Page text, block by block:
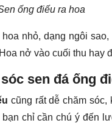
ống điếu ra hoa
nhỏ, dạng ngôi sao,
nở vào cuối thu hay
sen đá ống
cũng rất dễ chăm sóc,
bạn chỉ cần chú ý đến